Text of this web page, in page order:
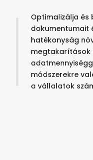
Optimalizálja és
dokumentumait
hatékonyság
megtakarítások
módszerekre
a vállalatok